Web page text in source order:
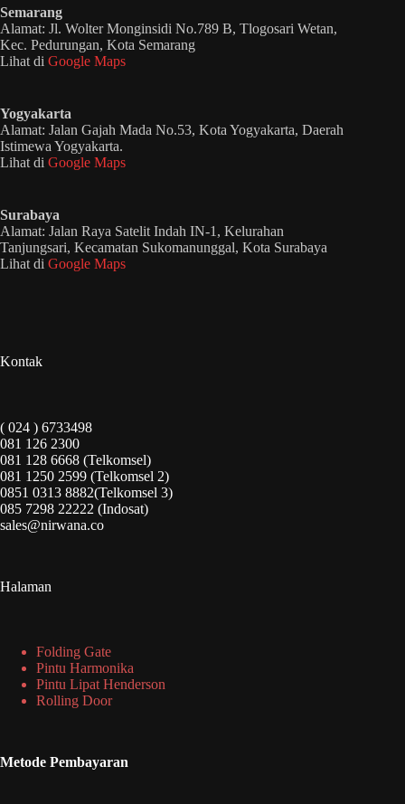
Semarang
Alamat: Jl. Wolter Monginsidi No.789 B, Tlogosari Wetan,
Kec. Pedurungan, Kota Semarang
Lihat di Google Maps
Yogyakarta
Alamat: Jalan Gajah Mada No.53, Kota Yogyakarta, Daerah
Istimewa Yogyakarta.
Lihat di Google Maps
Surabaya
Alamat: Jalan Raya Satelit Indah IN-1, Kelurahan
Tanjungsari, Kecamatan Sukomanunggal, Kota Surabaya
Lihat di Google Maps
Kontak
( 024 ) 6733498
081 126 2300
081 128 6668 (Telkomsel)
081 1250 2599 (Telkomsel 2)
0851 0313 8882(Telkomsel 3)
085 7298 22222 (Indosat)
sales@nirwana.co
Halaman
Folding Gate
Pintu Harmonika
Pintu Lipat Henderson
Rolling Door
Metode Pembayaran